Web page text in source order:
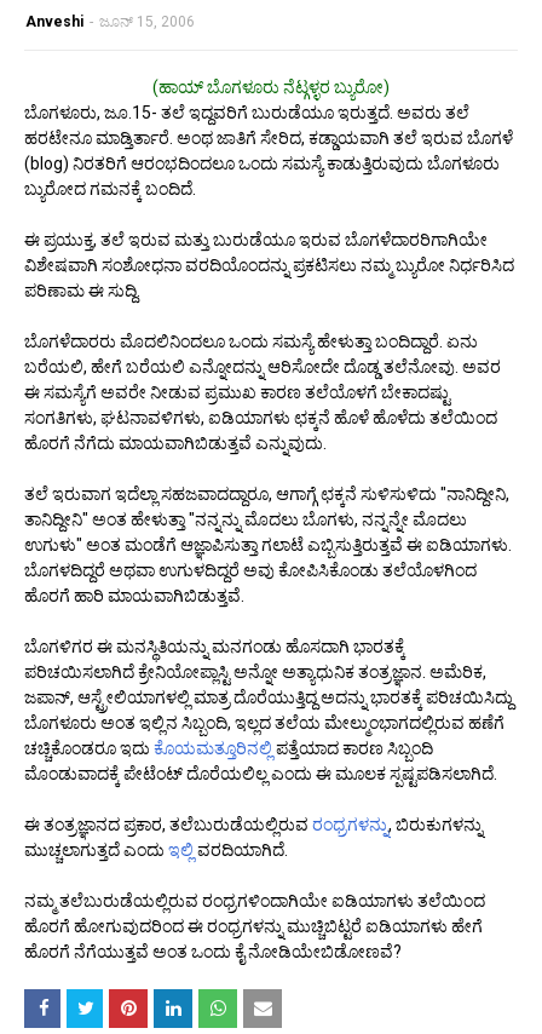
Anveshi - ಜೂನ್ 15, 2006
(ಹಾಯ್ ಬೊಗಳೂರು ನೆಟ್ಗಳ್ಳರ ಬ್ಯುರೋ)
ಬೊಗಳೂರು, ಜೂ.15- ತಲೆ ಇದ್ದವರಿಗೆ ಬುರುಡೆಯೂ ಇರುತ್ತದೆ. ಅವರು ತಲೆ
ಹರಟೇನೂ ಮಾಡ್ತಿರ್ತಾರೆ. ಅಂಥ ಜಾತಿಗೆ ಸೇರಿದ, ಕಡ್ಡಾಯವಾಗಿ ತಲೆ ಇರುವ ಬೊಗಳೆ
(blog) ನಿರತರಿಗೆ ಆರಂಭದಿಂದಲೂ ಒಂದು ಸಮಸ್ಯೆ ಕಾಡುತ್ತಿರುವುದು ಬೊಗಳೂರು
ಬ್ಯುರೋದ ಗಮನಕ್ಕೆ ಬಂದಿದೆ.
ಈ ಪ್ರಯುಕ್ತ, ತಲೆ ಇರುವ ಮತ್ತು ಬುರುಡೆಯೂ ಇರುವ ಬೊಗಳೆದಾರರಿಗಾಗಿಯೇ
ವಿಶೇಷವಾಗಿ ಸಂಶೋಧನಾ ವರದಿಯೊಂದನ್ನು ಪ್ರಕಟಿಸಲು ನಮ್ಮ ಬ್ಯುರೋ ನಿರ್ಧರಿಸಿದ
ಪರಿಣಾಮ ಈ ಸುದ್ದಿ.
ಬೊಗಳೆದಾರರು ಮೊದಲಿನಿಂದಲೂ ಒಂದು ಸಮಸ್ಯೆ ಹೇಳುತ್ತಾ ಬಂದಿದ್ದಾರೆ. ಏನು
ಬರೆಯಲಿ, ಹೇಗೆ ಬರೆಯಲಿ ಎನ್ನೋದನ್ನು ಆರಿಸೋದೇ ದೊಡ್ಡ ತಲೆನೋವು. ಅವರ
ಈ ಸಮಸ್ಯೆಗೆ ಅವರೇ ನೀಡುವ ಪ್ರಮುಖ ಕಾರಣ ತಲೆಯೊಳಗೆ ಬೇಕಾದಷ್ಟು
ಸಂಗತಿಗಳು, ಘಟನಾವಳಿಗಳು, ಐಡಿಯಾಗಳು ಛಕ್ಕನೆ ಹೊಳೆ ಹೊಳೆದು ತಲೆಯಿಂದ
ಹೊರಗೆ ನೆಗೆದು ಮಾಯವಾಗಿಬಿಡುತ್ತವೆ ಎನ್ನುವುದು.
ತಲೆ ಇರುವಾಗ ಇದೆಲ್ಲಾ ಸಹಜವಾದದ್ದಾರೂ, ಆಗಾಗ್ಗೆ ಛಕ್ಕನೆ ಸುಳಿಸುಳಿದು "ನಾನಿದ್ದೀನಿ,
ತಾನಿದ್ದೀನಿ" ಅಂತ ಹೇಳುತ್ತಾ "ನನ್ನನ್ನು ಮೊದಲು ಬೊಗಳು, ನನ್ನನ್ನೇ ಮೊದಲು
ಉಗುಳು" ಅಂತ ಮಂಡೆಗೆ ಆಜ್ಞಾಪಿಸುತ್ತಾ ಗಲಾಟೆ ಎಬ್ಬಿಸುತ್ತಿರುತ್ತವೆ ಈ ಐಡಿಯಾಗಳು.
ಬೊಗಳದಿದ್ದರೆ ಅಥವಾ ಉಗುಳದಿದ್ದರೆ ಅವು ಕೋಪಿಸಿಕೊಂಡು ತಲೆಯೊಳಗಿಂದ
ಹೊರಗೆ ಹಾರಿ ಮಾಯವಾಗಿಬಿಡುತ್ತವೆ.
ಬೊಗಳಿಗರ ಈ ಮನಸ್ಥಿತಿಯನ್ನು ಮನಗಂಡು ಹೊಸದಾಗಿ ಭಾರತಕ್ಕೆ
ಪರಿಚಯಿಸಲಾಗಿದೆ ಕ್ರೇನಿಯೋಪ್ಲಾಸ್ಟಿ ಅನ್ನೋ ಅತ್ಯಾಧುನಿಕ ತಂತ್ರಜ್ಞಾನ. ಅಮೆರಿಕ,
ಜಪಾನ್, ಆಸ್ಟ್ರೇಲಿಯಾಗಳಲ್ಲಿ ಮಾತ್ರ ದೊರೆಯುತ್ತಿದ್ದ ಅದನ್ನು ಭಾರತಕ್ಕೆ ಪರಿಚಯಿಸಿದ್ದು
ಬೊಗಳೂರು ಅಂತ ಇಲ್ಲಿನ ಸಿಬ್ಬಂದಿ, ಇಲ್ಲದ ತಲೆಯ ಮೇಲ್ಮುಂಭಾಗದಲ್ಲಿರುವ ಹಣೆಗೆ
ಚಚ್ಚಿಕೊಂಡರೂ ಇದು ಕೊಯಮತ್ತೂರಿನಲ್ಲಿ ಪತ್ತೆಯಾದ ಕಾರಣ ಸಿಬ್ಬಂದಿ
ಮೊಂಡುವಾದಕ್ಕೆ ಪೇಟೆಂಟ್ ದೊರೆಯಲಿಲ್ಲ ಎಂದು ಈ ಮೂಲಕ ಸ್ಪಷ್ಟಪಡಿಸಲಾಗಿದೆ.
ಈ ತಂತ್ರಜ್ಞಾನದ ಪ್ರಕಾರ, ತಲೆಬುರುಡೆಯಲ್ಲಿರುವ ರಂಧ್ರಗಳನ್ನು, ಬಿರುಕುಗಳನ್ನು
ಮುಚ್ಚಲಾಗುತ್ತದೆ ಎಂದು ಇಲ್ಲಿ ವರದಿಯಾಗಿದೆ.
ನಮ್ಮ ತಲೆಬುರುಡೆಯಲ್ಲಿರುವ ರಂಧ್ರಗಳಿಂದಾಗಿಯೇ ಐಡಿಯಾಗಳು ತಲೆಯಿಂದ
ಹೊರಗೆ ಹೋಗುವುದರಿಂದ ಈ ರಂಧ್ರಗಳನ್ನು ಮುಚ್ಚಿಬಿಟ್ಟರೆ ಐಡಿಯಾಗಳು ಹೇಗೆ
ಹೊರಗೆ ನೆಗೆಯುತ್ತವೆ ಅಂತ ಒಂದು ಕೈ ನೋಡಿಯೇಬಿಡೋಣವೆ?